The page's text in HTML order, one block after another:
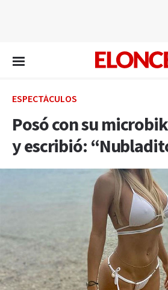
ESPECTÁCULOS
Posó con su
y escribió: